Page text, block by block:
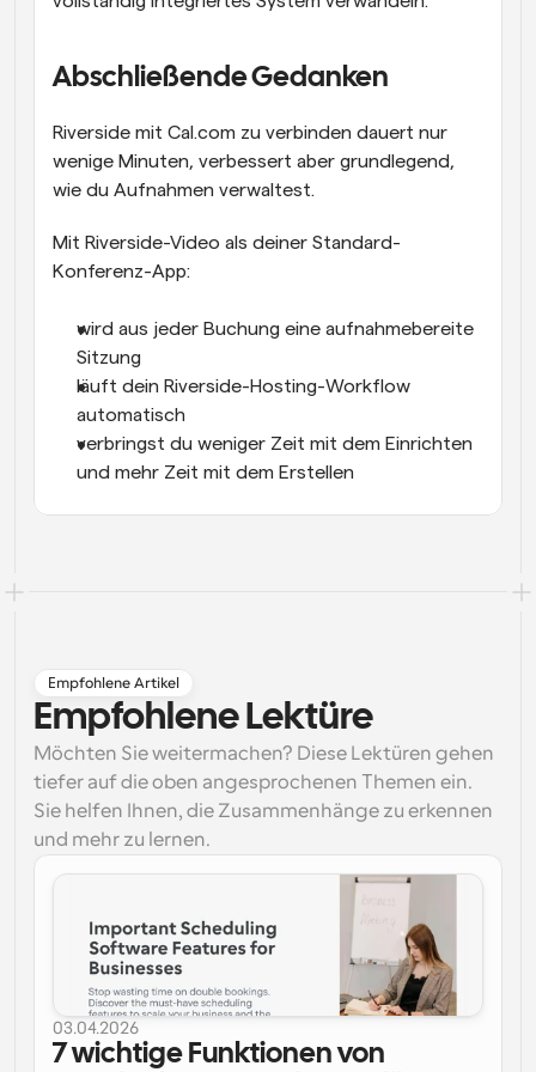
Abschließende Gedanken
Riverside mit Cal.com zu verbinden dauert nur
wenige Minuten, verbessert aber grundlegend,
wie du Aufnahmen verwaltest.
Mit Riverside-Video als deiner Standard-
Konferenz-App:
wird aus jeder Buchung eine aufnahmebereite
Sitzung
läuft dein Riverside-Hosting-Workflow
automatisch
verbringst du weniger Zeit mit dem Einrichten
und mehr Zeit mit dem Erstellen
Empfohlene Artikel
Empfohlene Lektüre
Möchten Sie weitermachen? Diese Lektüren gehen
tiefer auf die oben angesprochenen Themen ein.
Sie helfen Ihnen, die Zusammenhänge zu erkennen
und mehr zu lernen.
03.04.2026
7 wichtige Funktionen von